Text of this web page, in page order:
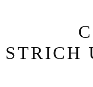
STRICH